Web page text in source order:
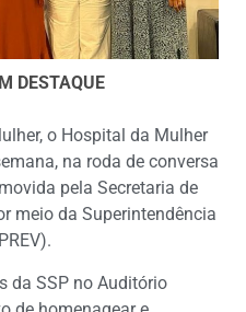
DESTAQUE
o Hospital da Mulher
na roda de conversa
pela Secretaria de
meio da Superintendência
da SSP no Auditório